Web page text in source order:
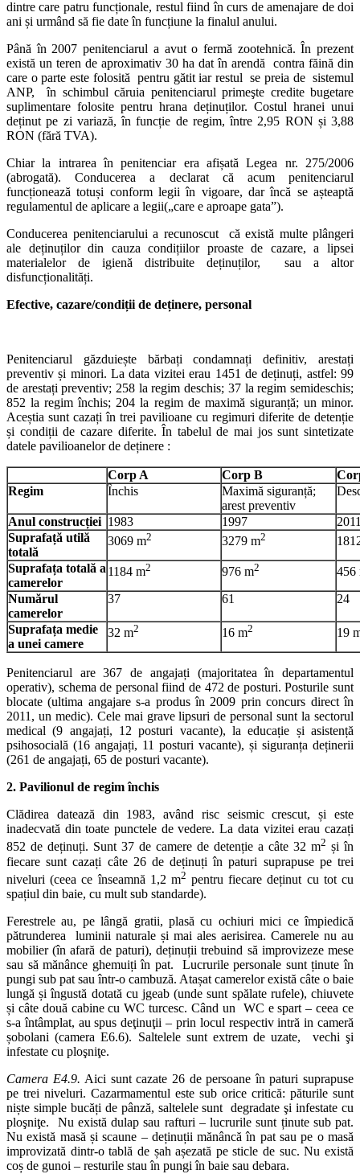
dintre care patru funcționale, restul fiind în curs de amenajare de doi
ani și urmând să fie date în funcțiune la finalul anului.
Până în 2007 penitenciarul a avut o fermă zootehnică. În prezent
există un teren de aproximativ 30 ha dat în arendă contra făină din
care o parte este folosită pentru gătit iar restul se preia de sistemul
ANP, în schimbul căruia penitenciarul primeşte credite bugetare
suplimentare folosite pentru hrana deținuților. Costul hranei unui
deținut pe zi variază, în funcție de regim, între 2,95 RON și 3,88
RON (fără TVA).
Chiar la intrarea în penitenciar era afișată Legea nr. 275/2006
(abrogată). Conducerea a declarat că acum penitenciarul
funcționează totuși conform legii în vigoare, dar încă se așteaptă
regulamentul de aplicare a legii(„care e aproape gata”).
Conducerea penitenciarului a recunoscut că există multe plângeri
ale deținuților din cauza condițiilor proaste de cazare, a lipsei
materialelor de igienă distribuite deținuților, sau a altor
disfuncționalități.
Efective, cazare/condiții de deținere, personal
Penitenciarul găzduiește bărbați condamnați definitiv, arestați
preventiv și minori. La data vizitei erau 1451 de deținuți, astfel: 99
de arestați preventiv; 258 la regim deschis; 37 la regim semideschis;
852 la regim închis; 204 la regim de maximă siguranță; un minor.
Aceștia sunt cazați în trei pavilioane cu regimuri diferite de detenție
și condiții de cazare diferite. În tabelul de mai jos sunt sintetizate
datele pavilioanelor de deținere :
Corp A Corp B
Regim
Închis
Maximă siguranță;
arest preventiv
Anul construcției 1983 1997
Suprafață utilă
totală
3069 m2 3279 m2
Suprafața totală a
camerelor
1184 m2 976 m2
456
Numărul
camerelor
37 61 24
Suprafața medie
a unei camere
32 m2 16 m2 19
Penitenciarul are 367 de angajați (majoritatea în departamentul
operativ), schema de personal fiind de 472 de posturi. Posturile sunt
blocate (ultima angajare s-a produs în 2009 prin concurs direct în
2011, un medic). Cele mai grave lipsuri de personal sunt la sectorul
medical (9 angajați, 12 posturi vacante), la educație și asistență
psihosocială (16 angajați, 11 posturi vacante), și siguranța deținerii
(261 de angajați, 65 de posturi vacante).
2. Pavilionul de regim închis
Clădirea datează din 1983, având risc seismic crescut, și este
inadecvată din toate punctele de vedere. La data vizitei erau cazați
852 de deținuți. Sunt 37 de camere de detenție a câte 32 m2 și în
fiecare sunt cazați câte 26 de deținuți în paturi suprapuse pe trei
niveluri (ceea ce înseamnă 1,2 m2 pentru fiecare deținut cu tot cu
spațiul din baie, cu mult sub standarde).
Ferestrele au, pe lângă gratii, plasă cu ochiuri mici ce împiedică
pătrunderea luminii naturale și mai ales aerisirea. Camerele nu au
mobilier (în afară de paturi), deținuții trebuind să improvizeze mese
sau să mănânce ghemuiți în pat. Lucrurile personale sunt ținute în
pungi sub pat sau într-o cambuză. Atașat camerelor există câte o baie
lungă și îngustă dotată cu jgeab (unde sunt spălate rufele), chiuvete
și câte două cabine cu WC turcesc. Când un WC e spart – ceea ce
s-a întâmplat, au spus deţinuţii – prin locul respectiv intră in cameră
șobolani (camera E6.6). Saltelele sunt extrem de uzate, vechi şi
infestate cu ploşniţe.
Camera E4.9. Aici sunt cazate 26 de persoane în paturi suprapuse
pe trei niveluri. Cazarmamentul este sub orice critică: păturile sunt
niște simple bucăți de pânză, saltelele sunt degradate şi infestate cu
ploşniţe. Nu există dulap sau rafturi – lucrurile sunt ținute sub pat.
Nu există masă și scaune – deținuții mănâncă în pat sau pe o masă
improvizată dintr-o tablă de șah așezată pe sticle de suc. Nu există
coș de gunoi – resturile stau în pungi în baie sau debara.